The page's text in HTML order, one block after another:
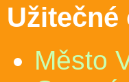
Užitečné
Město